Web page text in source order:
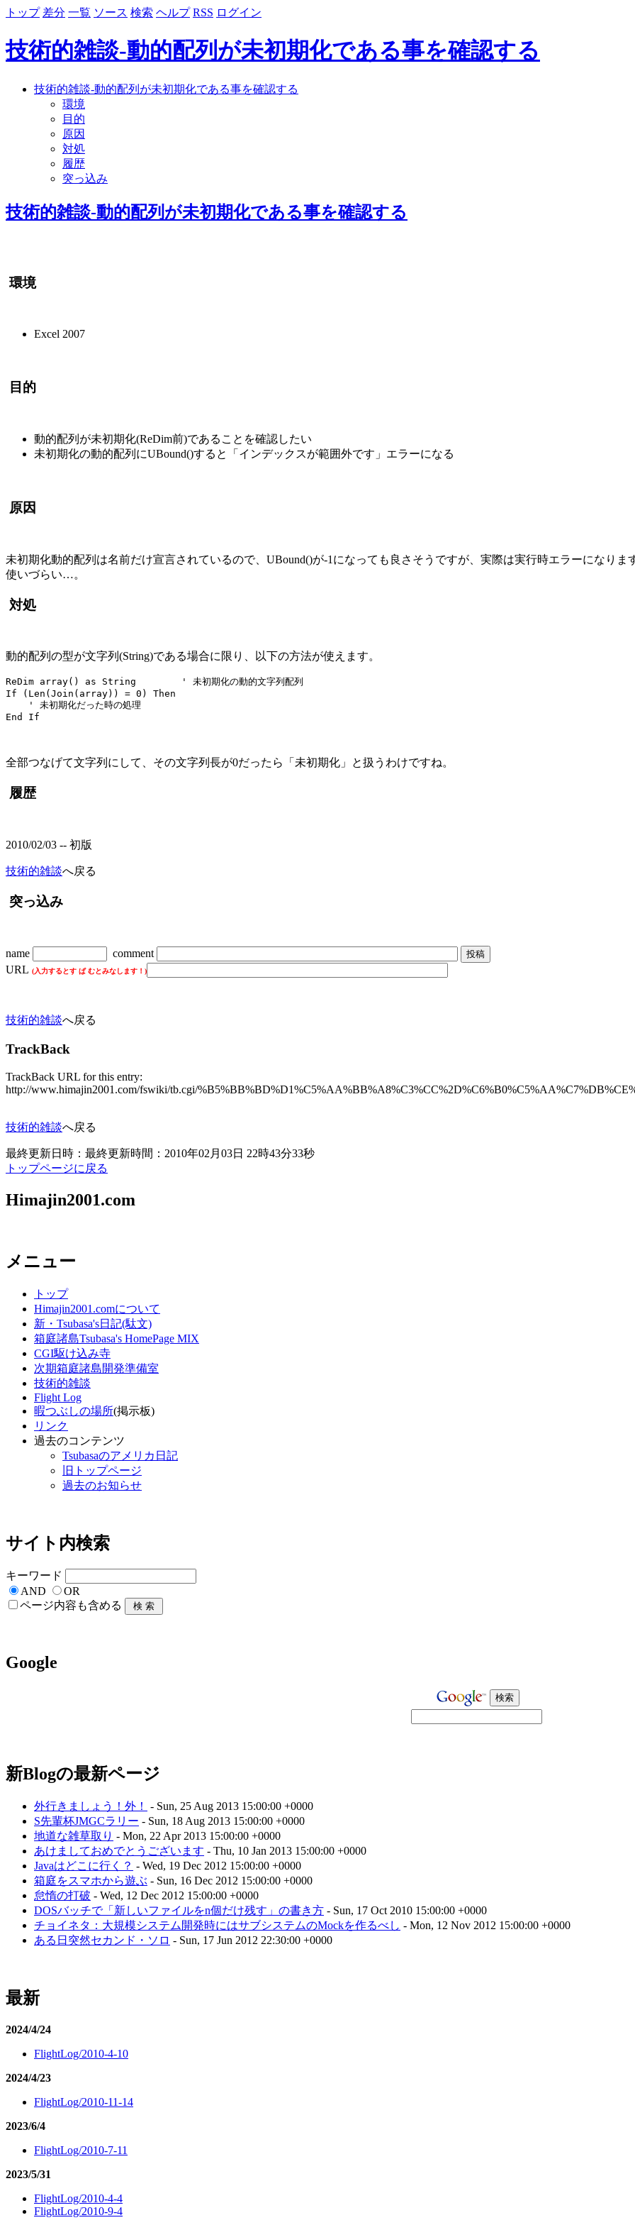
トップ 差分 一覧 ソース 検索 ヘルプ RSS ログイン
技術的雑談-動的配列が未初期化である事を確認する
技術的雑談-動的配列が未初期化である事を確認する
環境
目的
原因
対処
履歴
突っ込み
技術的雑談-動的配列が未初期化である事を確認する
環境
Excel 2007
目的
動的配列が未初期化(ReDim前)であることを確認したい
未初期化の動的配列にUBound()すると「インデックスが範囲外です」エラーになる
原因
未初期化動的配列は名前だけ宣言されているので、UBound()が-1になっても良さそうですが、実際は実行時エラーになりま
使いづらい…。
対処
動的配列の型が文字列(String)である場合に限り、以下の方法が使えます。
ReDim array() as String        ' 未初期化の動的文字列配列
If (Len(Join(array)) = 0) Then
    ' 未初期化だった時の処理
全部つなげて文字列にして、その文字列長が0だったら「未初期化」と扱うわけですね。
履歴
2010/02/03 -- 初版
技術的雑談へ戻る
突っ込み
name
comment
URL (入力するとす ぱ むとみなします！)
技術的雑談へ戻る
TrackBack
TrackBack URL for this entry:
http://www.himajin2001.com/fswiki/tb.cgi/
技術的雑談へ戻る
最終更新日時：最終更新時間：2010年02月03日 22時43分33秒
トップページに戻る
Himajin2001.com
メニュー
トップ
Himajin2001.comについて
新・Tsubasa's日記(駄文)
箱庭諸島Tsubasa's HomePage MIX
CGI駆け込み寺
次期箱庭諸島開発準備室
技術的雑談
Flight Log
暇つぶしの場所(掲示板)
リンク
過去のコンテンツ
Tsubasaのアメリカ日記
旧トップページ
過去のお知らせ
サイト内検索
キーワード
AND
OR
ページ内容も含める
Google
新Blogの最新ページ
外行きましょう！外！
- Sun, 25 Aug 2013 15:00:00 +0000
S先輩杯JMGCラリー - Sun, 18 Aug 2013 15:00:00 +0000
地道な雑草取り - Mon, 22 Apr 2013 15:00:00 +0000
あけましておめでとうございます - Thu, 10 Jan 2013 15:00:00 +0000
Javaはどこに行く？ - Wed, 19 Dec 2012 15:00:00 +0000
箱庭をスマホから遊ぶ - Sun, 16 Dec 2012 15:00:00 +0000
怠惰の打破 - Wed, 12 Dec 2012 15:00:00 +0000
DOSバッチで「新しいファイルをn個だけ残す」の書き方 - Sun, 17 Oct 2010 15:00:00 +0000
チョイネタ：大規模システム開発時にはサブシステムのMockを作るべし - Mon, 12 Nov 2012 15:00:00 +0000
ある日突然セカンド・ソロ - Sun, 17 Jun 2012 22:30:00 +0000
最新
2024/4/24
FlightLog/2010-4-10
2024/4/23
FlightLog/2010-11-14
2023/6/4
FlightLog/2010-7-11
2023/5/31
FlightLog/2010-4-4
FlightLog/2010-9-4